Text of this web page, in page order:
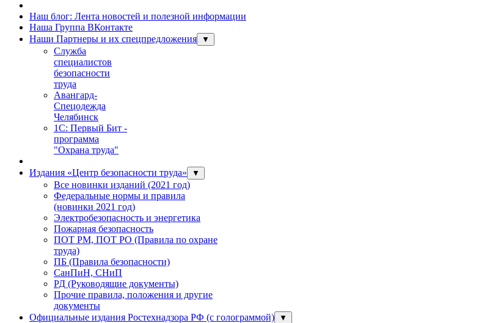
Наш блог: Лента новостей и полезной информации
Наша Группа ВКонтакте
Наши Партнеры и их спецпредложения
▼
Служба
специалистов
безопасности
труда
Авангард-
Спецодежда
Челябинск
1С: Первый Бит -
программа
"Охрана труда"
Издания «Центр безопасности труда» ▼
Все новинки изданий (2021 год)
Федеральные нормы и правила
(новинки 2021 год)
Электробезопасность и энергетика
Пожарная безопасность
ПОТ РМ, ПОТ РО (Правила по охране
труда)
ПБ (Правила безопасности)
СанПиН, СНиП
РД (Руководящие документы)
Прочие правила, положения и другие
документы
Официальные издания Ростехнадзора РФ (с голограммой)
▼